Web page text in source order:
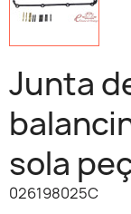
Junta
sola
026198025C